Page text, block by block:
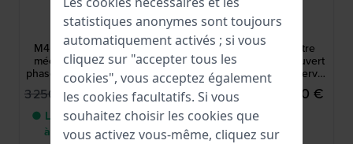
Orient
RE-BW0004S00B
M45 F8 39.5 mm Montre
mécanique à remontoir à
phase de lune avec réserve
de marche
3 250,00 € 2 925,00 €
● Livraison entre 3 jours
à 6 jours ouvrables
Orient
RE-BY0011S00B
M34 F7 40 mm Montre
automatique à cœur ouvert
avec indicateur de réserve
de marche
1 250,00 € 1 125,00 €
● En stock
statistiques anonymes sont toujours
automatiquement activés ; si vous
cliquez sur "accepter tous les
cookies", vous acceptez également
les cookies facultatifs. Si vous
souhaitez choisir les cookies que
vous activez vous-même, cliquez sur